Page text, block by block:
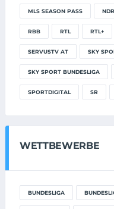
MLS SEASON PASS NDR
RBB RTL RTL+
SERVUSTV AT SKY
SKY SPORT BUNDESLIGA
SPORTDIGITAL SR
WETTBEWERBE
BUNDESLIGA